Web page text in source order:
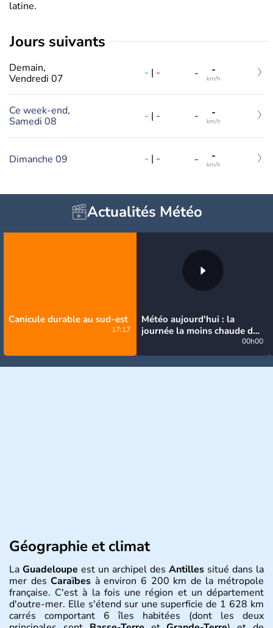
latine.
jours suivants
Demain,
Vendredi 07
- | - - -
km/h
Ce week-end,
Samedi 08
- | - - -
km/h
Dimanche 09 - | - - -
km/h
Actualités Météo
Canicule durable au sud-est
17:17
Météo aujourd'hui : la
journée la moins chaude de
la semaine, excepté près de
la Méditerranée
00h00
Géographie et climat
La Guadeloupe est un archipel des Antilles situé dans la
mer desCaraïbes à environ 6 200 km de la métropole
française. C'est à la fois une région et un département
d'outre-mer. Elle s'étend sur une superficie de 1 628 km
carrés comportant 6 îles habitées (dont les deux